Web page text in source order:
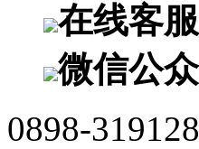
在线客服
微信公
0898-